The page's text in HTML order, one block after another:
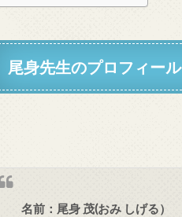
尾身先生のプロフィール
名前：尾身 茂(おみ しげる）